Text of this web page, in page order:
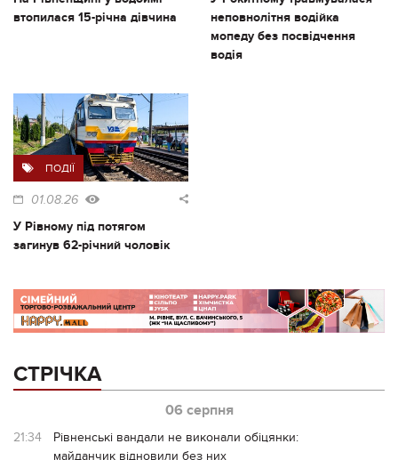
втопилася 15-річна дівчина
неповнолітня водійка
мопеду без посвідчення
водія
ПОДІЇ
01.08.26
У Рівному під потягом
загинув 62-річний чоловік
СТРІЧКА
06 серпня
21:34
Рівненські вандали не виконали обіцянки:
майданчик відновили без них